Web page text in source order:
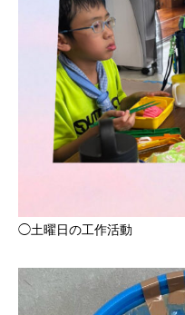
◯土曜日の工作活動